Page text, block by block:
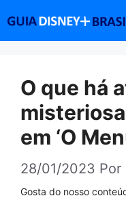
conteúdo
O que há
em ‘O
28/01/2023 Por
Gosta do nosso